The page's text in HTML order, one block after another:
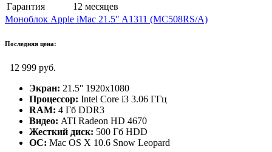
Гарантия
12 месяцев
Моноблок Apple iMac 21.5″ A1311 (MC508RS/A)
Последняя цена:
12 999 руб.
Экран: 21.5'' 1920х1080
Процессор: Intel Core i3 3.06 ГГц
RAM: 4 Гб DDR3
Видео: ATI Radeon HD 4670
Жесткий диск: 500 Гб HDD
ОС: Mac OS X 10.6 Snow Leopard